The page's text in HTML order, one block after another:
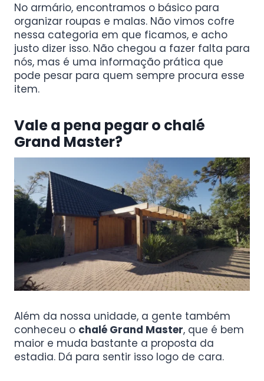
No armário, encontramos o básico para
organizar roupas e malas. Não vimos cofre
nessa categoria em que ficamos, e acho
justo dizer isso. Não chegou a fazer falta para
nós, mas é uma informação prática que
pode pesar para quem sempre procura esse
item.
Vale a pena pegar o chalé
Grand Master?
Além da nossa unidade, a gente também
conheceu o chalé Grand Master, que é bem
maior e muda bastante a proposta da
estadia. Dá para sentir isso logo de cara.